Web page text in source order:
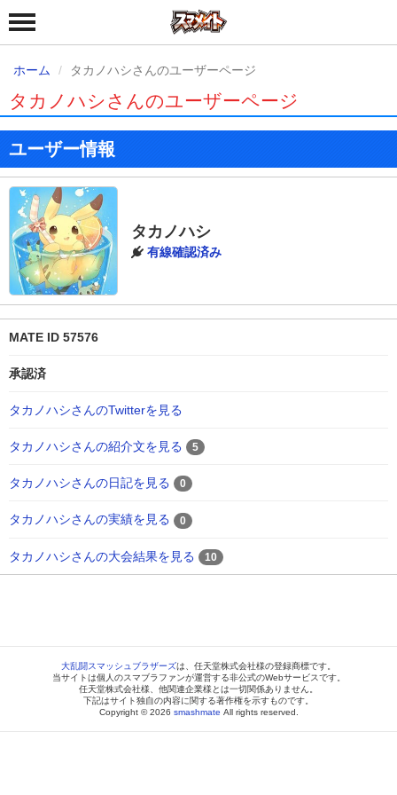
ホーム タカノハシさんのユーザーページ
タカノハシさんのユーザーページ
ユーザー情報
タカノハシ
有線確認済み
MATE ID 57576
承認済
タカノハシさんのTwitterを見る
タカノハシさんの紹介文を見る 5
タカノハシさんの日記を見る 0
タカノハシさんの実績を見る 0
タカノハシさんの大会結果を見る 10
大乱闘スマッシュブラザーズは、任天堂株式会社様の登録商標です。
当サイトは個人のスマブラファンが運営する非公式のWebサービスです。
任天堂株式会社様、他関連企業様とは一切関係ありません。
下記はサイト独自の内容に関する著作権を示すものです。
Copyright © 2026 smashmate All rights reserved.